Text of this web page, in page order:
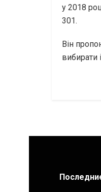
у 2018
301.
Він
вибирати